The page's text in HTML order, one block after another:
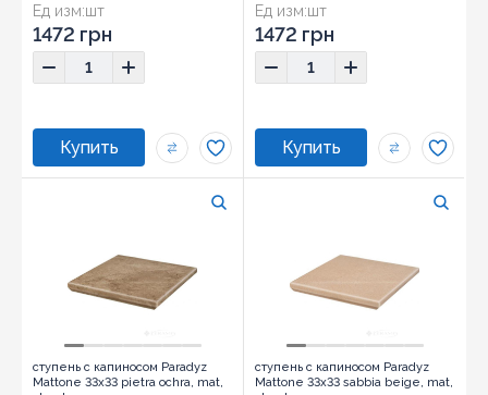
Ед изм:шт
1472 грн
Ед изм:шт
1472 грн
ступень с капиносом Paradyz
Mattone 33x33 pietra ochra, mat,
ступень с капиносом Paradyz
Mattone 33x33 sabbia beige, mat,